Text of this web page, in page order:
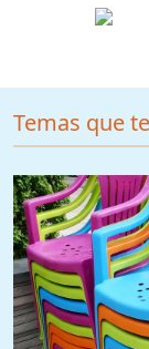
Temas que